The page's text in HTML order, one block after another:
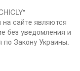
сайте являются
без уведомления и
по Закону Украины.